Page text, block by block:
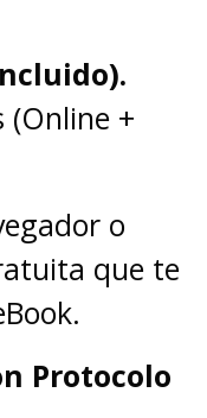
(Online +
o
que te
Protocolo